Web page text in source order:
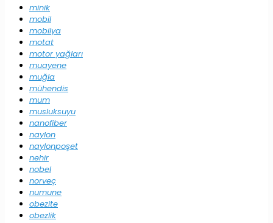
minik
mobil
mobilya
motat
motor yağları
muayene
muğla
mühendis
mum
musluksuyu
nanofiber
naylon
naylonpoşet
nehir
nobel
norveç
numune
obezite
obezlik